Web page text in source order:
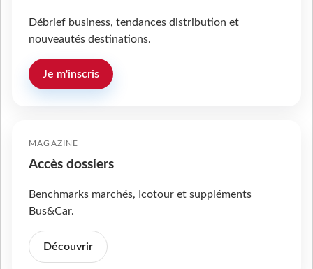
Débrief business, tendances distribution et
nouveautés destinations.
Je m'inscris
MAGAZINE
Accès dossiers
Benchmarks marchés, Icotour et suppléments
Bus&Car.
Découvrir